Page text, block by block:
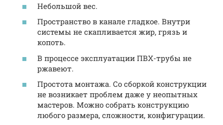
Небольшой вес.
Пространство в канале гладкое. Внутри
системы не скапливается жир, грязь и
копоть.
В процессе эксплуатации ПВХ-трубы не
ржавеют.
Простота монтажа. Со сборкой конструкции
не возникает проблем даже у неопытных
мастеров. Можно собрать конструкцию
любого размера, сложности, конфигурации.